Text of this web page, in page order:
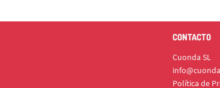
CONTACTO
Cuonda SL
Política de